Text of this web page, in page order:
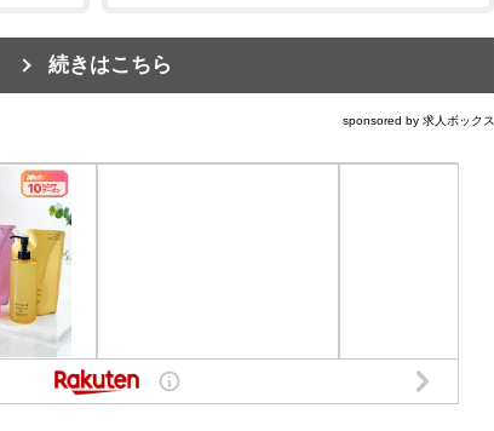
続きはこちら
sponsored by 求人ボックス